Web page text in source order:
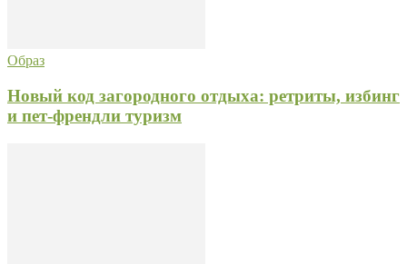
Образ
Новый код загородного отдыха: ретриты, избинг
и пет-френдли туризм